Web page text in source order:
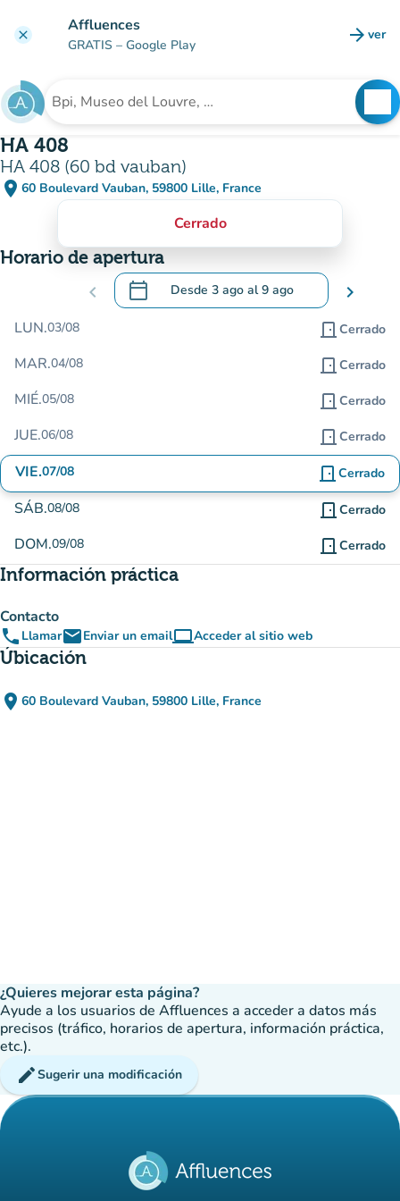
clear Affluences
GRATIS – Google Play arrow_forward ver
Buscar un establecimiento
HA 408
HA 408 (60 bd vauban)
place 60 Boulevard Vauban, 59800 Lille, France
(abrir en Google Maps)
(nueva pestaña)
Cerrado
Horario de apertura
chevron_left calendar_today Desde 3 ago al9 ago
.Abra el calendario para cambiar las
chevron_right
LUN.03/08 door_front Cerrado
MAR.04/08 door_front Cerrado
MIÉ.05/08 door_front Cerrado
JUE.06/08 door_front Cerrado
VIE.07/08 door_front Cerrado
SÁB.08/08 door_front Cerrado
DOM.09/08 door_front Cerrado
Información práctica
Contacto
phone LlamaremailEnviar un emailcomputerAcceder al sitio web
(nueva pestaña)
Úbicación
place 60 Boulevard Vauban, 59800 Lille, France
(abrir en Google Maps)
(nueva pestaña)
¿Quieres mejorar esta página?
Ayude a los usuarios de Affluences a acceder a datos más
precisos (tráfico, horarios de apertura, información práctica,
etc.).
editSugerir una modificación